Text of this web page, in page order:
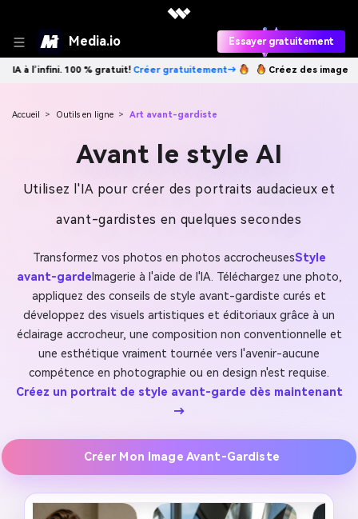
Media.io Essayer gratuitement
gratuitement→ Créez des images IA à l’infini. 100 % gratuit!
Accueil > Outils en ligne > Art avant-gardiste
Avant le style AI
Utilisez l'IA pour créer des portraits audacieux et
avant-gardistes en quelques secondes
Transformez vos photos en photos accrocheusesStyle
avant-garde Imagerie à l'aide de l'IA. Téléchargez une photo,
appliquez des conseils de style avant-gardiste curés et
développez des visuels artistiques et éditoriaux grâce à un
éclairage accrocheur, une composition non conventionnelle et
une esthétique vraiment tournée vers l'avenir-aucune
compétence en photographie ou en design n'est requise.
Créez un portrait de style avant-garde dès maintenant
→
Créer Mon Image Avant-Gardiste